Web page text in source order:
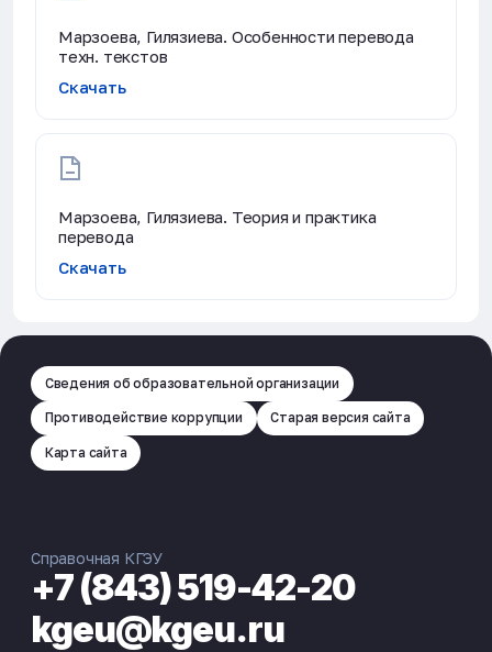
Марзоева, Гилязиева. Особенности перевода
техн. текстов
Скачать
Марзоева, Гилязиева. Теория и практика
перевода
Скачать
Сведения об образовательной организации
Противодействие коррупции Старая версия сайта
Карта сайта
Справочная КГЭУ
+7 (843) 519-42-20
kgeu@kgeu.ru